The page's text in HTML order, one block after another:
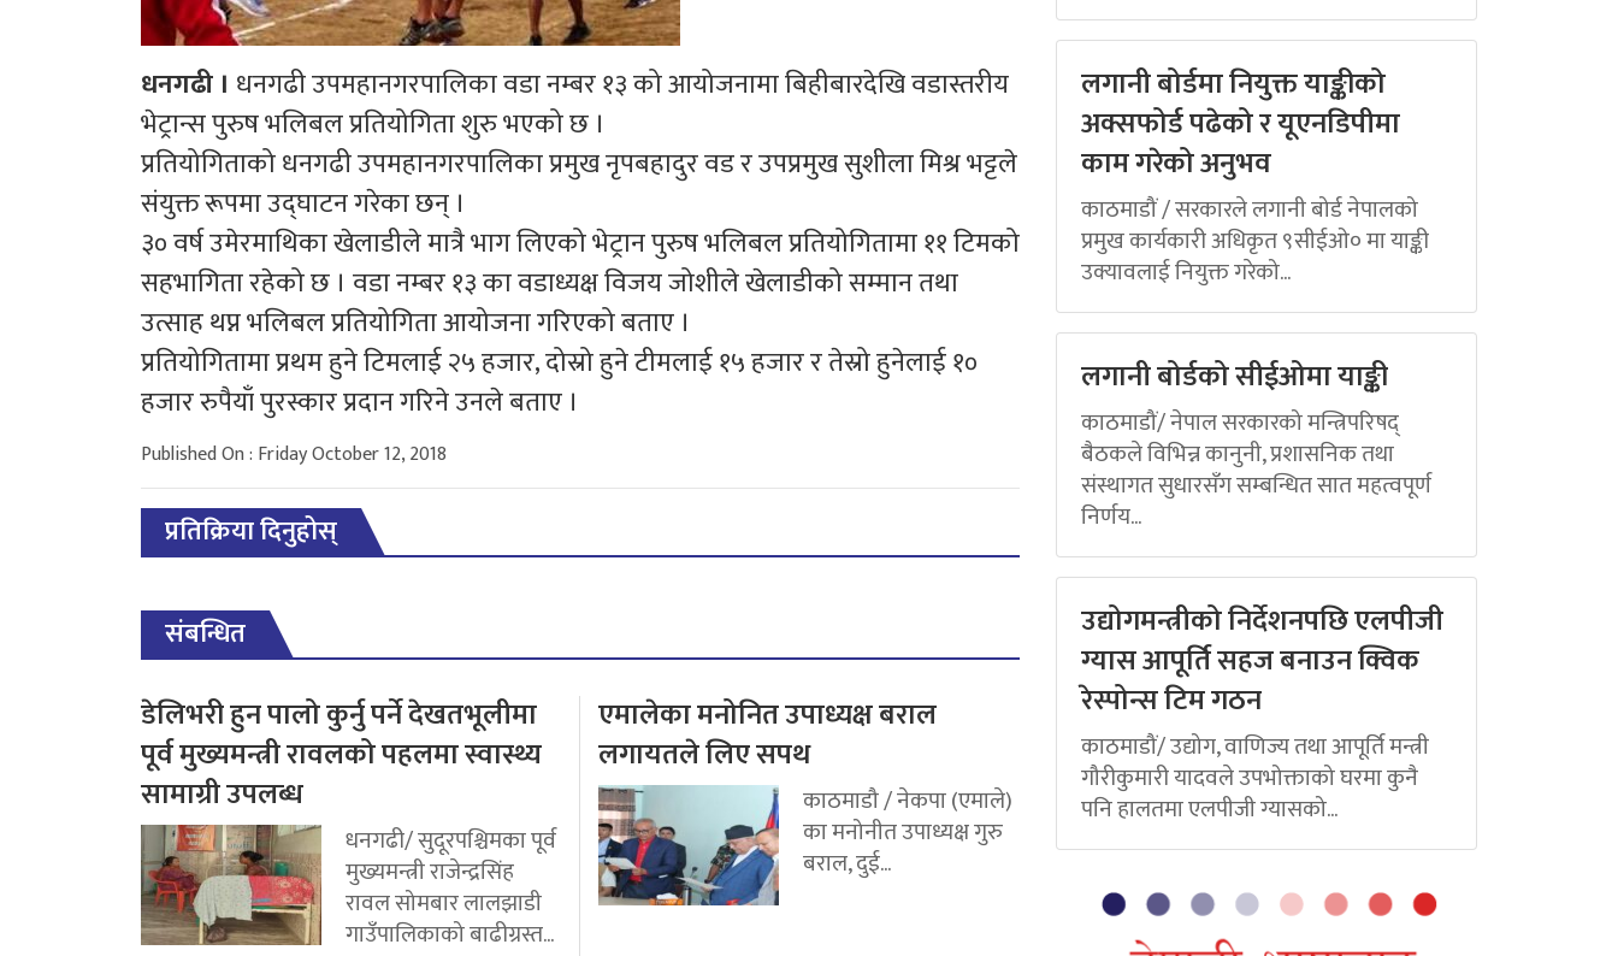
धनगढी । धनगढी उपमहानगरपालिका वडा नम्बर १३ को आयोजनामा बिहीबारदेखि वडास्तरीय
भेट्रान्स पुरुष भलिबल प्रतियोगिता शुरु भएको छ ।
प्रतियोगिताको धनगढी उपमहानगरपालिका प्रमुख नृपबहादुर वड र उपप्रमुख सुशीला मिश्र भट्टले
संयुक्त रूपमा उद्घाटन गरेका छन् ।
३० वर्ष उमेरमाथिका खेलाडीले मात्रै भाग लिएको भेट्रान पुरुष भलिबल प्रतियोगितामा ११ टिमको
सहभागिता रहेको छ । वडा नम्बर १३ का वडाध्यक्ष विजय जोशीले खेलाडीको सम्मान तथा
उत्साह थप्न भलिबल प्रतियोगिता आयोजना गरिएको बताए ।
प्रतियोगितामा प्रथम हुने टिमलाई २५ हजार, दोस्रो हुने टीमलाई १५ हजार र तेस्रो हुनेलाई १०
हजार रुपैयाँ पुरस्कार प्रदान गरिने उनले बताए ।
Published On : Friday October 12, 2018
प्रतिक्रिया दिनुहोस्
संबन्धित
डेलिभरी हुन पालो कुर्नु पर्ने देखतभूलीमा
पूर्व मुख्यमन्त्री रावलको पहलमा स्वास्थ्य
सामाग्री उपलब्ध
धनगढी/ सुदूरपश्चिमका पूर्व
मुख्यमन्त्री राजेन्द्रसिंह
रावल सोमबार लालझाडी
गाउँपालिकाको बाढीग्रस्त...
एमालेका मनोनित उपाध्यक्ष बराल
लगायतले लिए सपथ
काठमाडौ / नेकपा (एमाले)
का मनोनीत उपाध्यक्ष गुरु
बराल, दुई...
लगानी बोर्डमा नियुक्त याङ्कीको
अक्सफोर्ड पढेको र यूएनडिपीमा
काम गरेको अनुभव
काठमाडौं / सरकारले लगानी बोर्ड नेपालको
प्रमुख कार्यकारी अधिकृत ९सीईओ० मा याङ्की
उक्यावलाई नियुक्त गरेको...
लगानी बोर्डको सीईओमा याङ्की
काठमाडौं/ नेपाल सरकारको मन्त्रिपरिषद्
बैठकले विभिन्न कानुनी, प्रशासनिक तथा
संस्थागत सुधारसँग सम्बन्धित सात महत्वपूर्ण
निर्णय...
उद्योगमन्त्रीको निर्देशनपछि एलपीजी
ग्यास आपूर्ति सहज बनाउन क्विक
रेस्पोन्स टिम गठन
काठमाडौं/ उद्योग, वाणिज्य तथा आपूर्ति मन्त्री
गौरीकुमारी यादवले उपभोक्ताको घरमा कुनै
पनि हालतमा एलपीजी ग्यासको...